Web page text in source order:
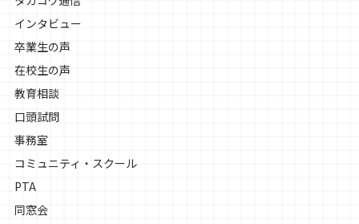
インタビュー
卒業生の声
在校生の声
教育相談
口頭試問
事務室
コミュニティ・スクール
PTA
同窓会